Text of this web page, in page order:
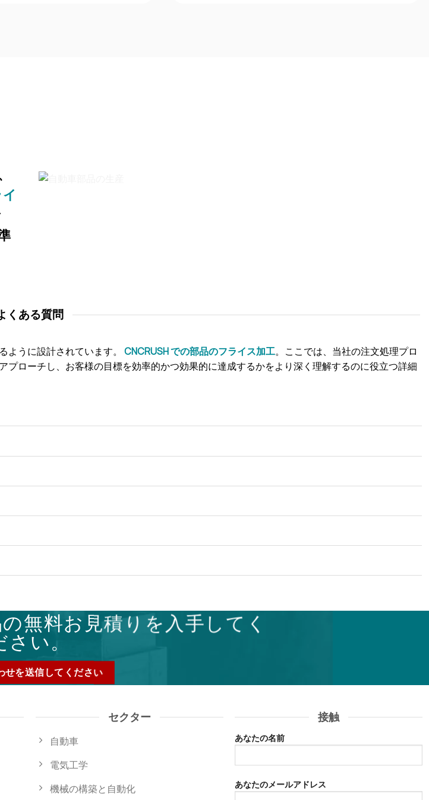
くある質問
ように設計されています。 CNCRUSH での部品のフライス加工。ここでは、当社の注文処理プロ
ローチし、お客様の目標を効率的かつ効果的に達成するかをより深く理解するのに役立つ詳細
無料お見積りを入手してく
さい。
せを送信してください
セクター
自動車
電気工学
機械の構築と自動化
接触
あなたの名前
あなたのメールアドレス